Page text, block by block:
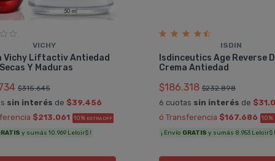
VICHY
Vichy Liftactiv Antiedad
Y Maduras
$315.645
sin interés de $39.456
$213.061 10% EXTRA OFF
y sumás 10.969 Leloir$ !
ISDIN
Isdinceutics Age Reverse
Crema Antiedad
$186.318 $232.898
6 cuotas sin interés de
ó Transferencia $167.686 10%
¡ Envío GRATIS y sumás 8.953 Leloir$ !